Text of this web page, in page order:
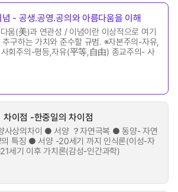
- 공생.공영.공의와 아름다움을 이해
움(美)과 연관성 / 이념이란 이상적으로 여기
구하는 가치와 준수할 규범. ※자본주의-자유,
회주의-평등,자유(平等,自由) 종교주의- 사
차이점 -한중일의 차이점
사상의차이 ● 서양 ？자연극복 ● 동양- 자연
특징 ● 서양 -20세기 까지 인식론(이성-자
세기 이후 가치론(감성-인간과학)